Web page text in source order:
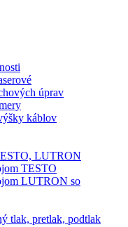
úprav
káblov
LUTRON
TESTO
LUTRON so
tlak, pretlak, podtlak